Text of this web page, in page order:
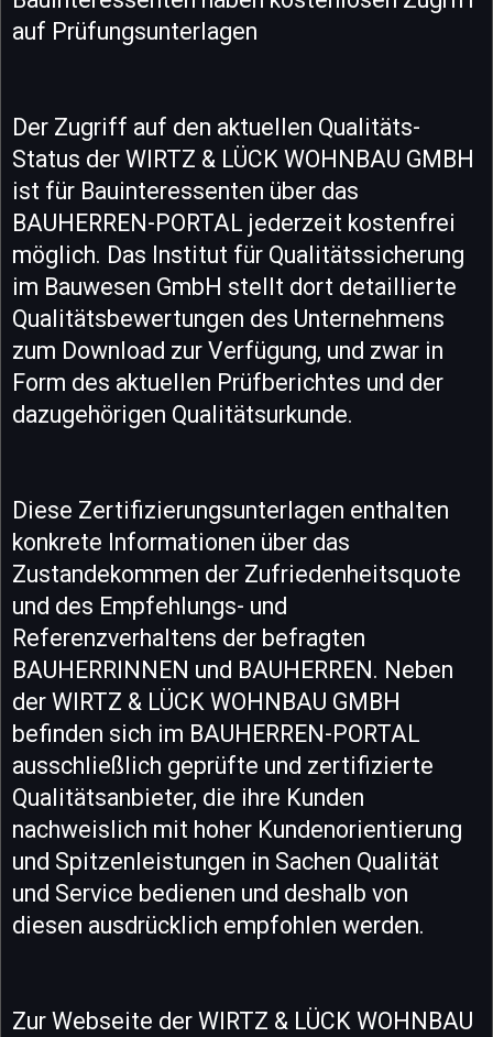
auf Prüfungsunterlagen
Der Zugriff auf den aktuellen Qualitäts-
Status der WIRTZ & LÜCK WOHNBAU GMBH
ist für Bauinteressenten über das
BAUHERREN-PORTAL jederzeit kostenfrei
möglich. Das Institut für Qualitätssicherung
im Bauwesen GmbH stellt dort detaillierte
Qualitätsbewertungen des Unternehmens
zum Download zur Verfügung, und zwar in
Form des aktuellen Prüfberichtes und der
dazugehörigen Qualitätsurkunde.
Diese Zertifizierungsunterlagen enthalten
konkrete Informationen über das
Zustandekommen der Zufriedenheitsquote
und des Empfehlungs- und
Referenzverhaltens der befragten
BAUHERRINNEN und BAUHERREN. Neben
der WIRTZ & LÜCK WOHNBAU GMBH
befinden sich im BAUHERREN-PORTAL
ausschließlich geprüfte und zertifizierte
Qualitätsanbieter, die ihre Kunden
nachweislich mit hoher Kundenorientierung
und Spitzenleistungen in Sachen Qualität
und Service bedienen und deshalb von
diesen ausdrücklich empfohlen werden.
Zur Webseite der WIRTZ & LÜCK WOHNBAU